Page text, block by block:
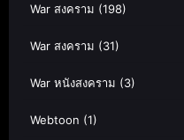
War สงคราม (198)
War สงคราม (31)
War หนังสงคราม (3)
Webtoon (1)